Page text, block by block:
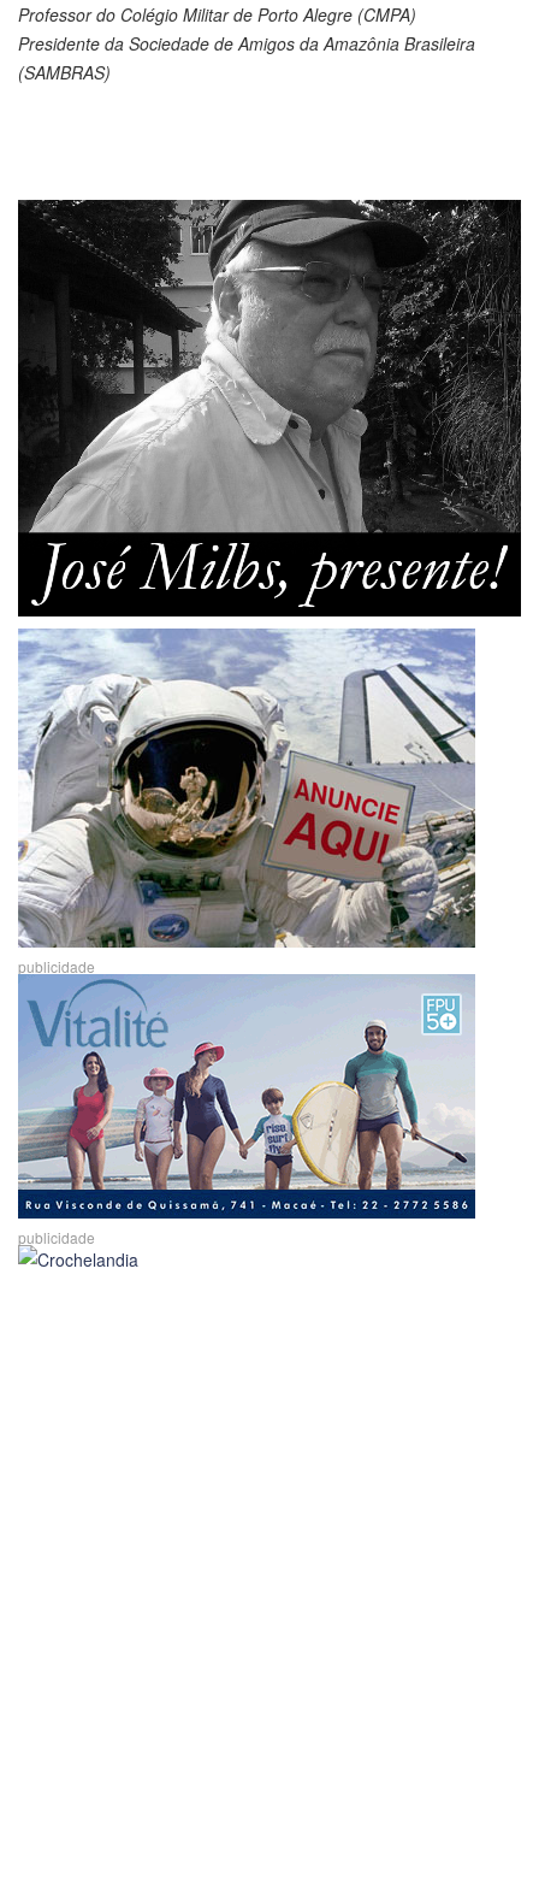
Professor do Colégio Militar de Porto Alegre (CMPA)
Presidente da Sociedade de Amigos da Amazônia Brasileira
(SAMBRAS)
publicidade
publicidade